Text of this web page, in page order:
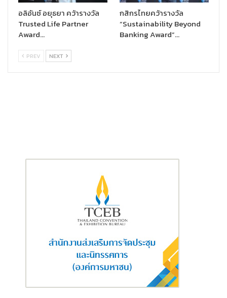
อลิอันซ์ อยุธยา คว้ารางวัล
Trusted Life Partner
Award…
กสิกรไทยคว้ารางวัล
“Sustainability Beyond
Banking Award”…
PREV NEXT